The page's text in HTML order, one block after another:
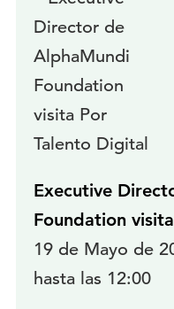
Executive
Foundation
19 de Mayo de
hasta las 12:00